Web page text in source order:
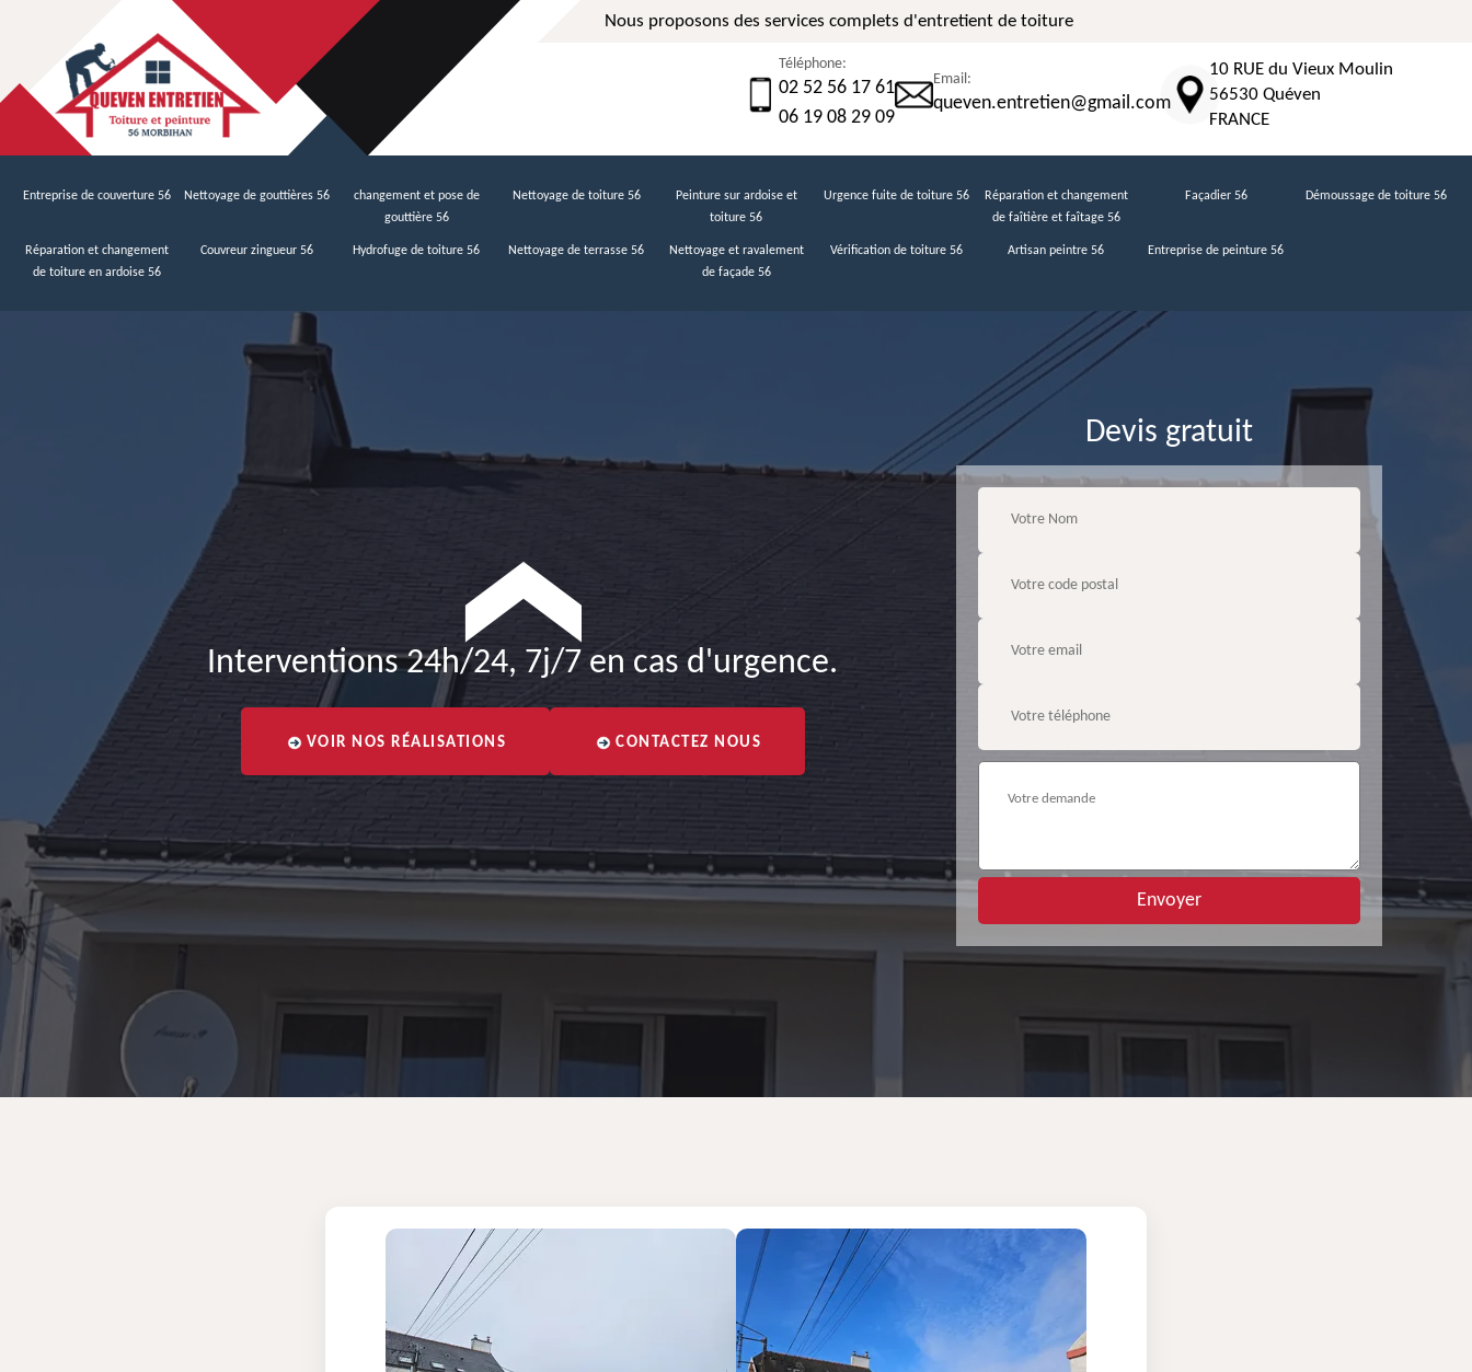
Nous proposons des services complets d'entretient de toiture
Téléphone:
02 52 56 17 61
06 19 08 29 09
Email:
queven.entretien@gmail.com
10 RUE du Vieux Moulin
56530 Quéven
FRANCE
Entreprise de couverture 56 Nettoyage de gouttières 56
changement et pose de
gouttière 56
Nettoyage de toiture 56
Peinture sur ardoise et
toiture 56
Urgence fuite de toiture 56
Réparation et changement
de faîtière et faîtage 56
Façadier 56 Démoussage de toiture 56
Réparation et changement
de toiture en ardoise 56
Couvreur zingueur 56 Hydrofuge de toiture 56 Nettoyage de terrasse 56
Nettoyage et ravalement
de façade 56
Vérification de toiture 56 Artisan peintre 56 Entreprise de peinture 56
Interventions 24h/24, 7j/7 en cas d'urgence.
VOIR NOS RÉALISATIONS CONTACTEZ NOUS
Devis gratuit